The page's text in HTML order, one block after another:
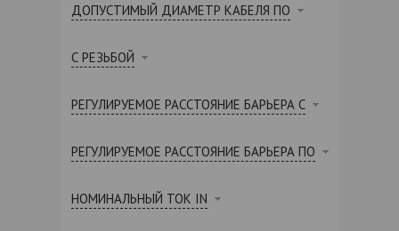
ДОПУСТИМЫЙ ДИАМЕТР КАБЕЛЯ ПО
С РЕЗЬБОЙ
РЕГУЛИРУЕМОЕ РАССТОЯНИЕ БАРЬЕРА С
РЕГУЛИРУЕМОЕ РАССТОЯНИЕ БАРЬЕРА ПО
НОМИНАЛЬНЫЙ ТОК IN